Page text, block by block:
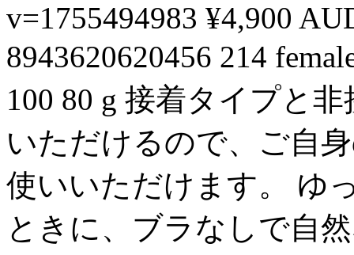
v=1755494983 ¥4,900
8943620620456 214
100 80 g 接着タイプと
いただけるので、ご自
使いいただけます。 ゆ
ときに、ブラなしで自